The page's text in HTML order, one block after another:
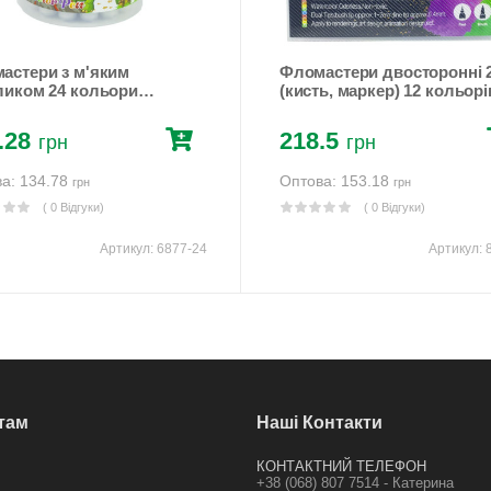
з м'яким
24 кольори
грн
134.78 грн
( 0 Відгуки)
Артикул: 6877-24
Фломастери двосторонні
(кисть, маркер) 12
12)
218.5 грн
Оптова: 153.18 грн
( 0 Відгуки)
Артикул:
Наші Контакти
КОНТАКТНИЙ ТЕЛЕФОН
+38 (068) 807 7514 - Катерина